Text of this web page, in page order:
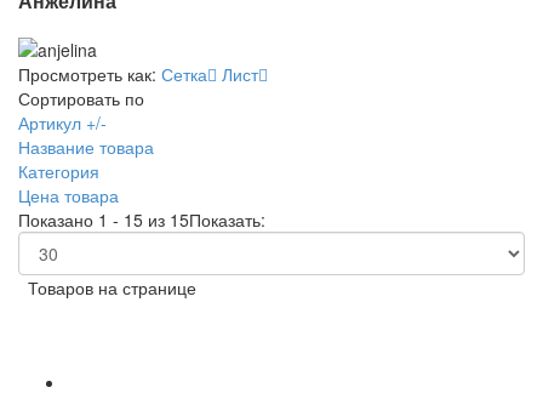
Просмотреть как: Сетка
Лист
Сортировать по
Артикул +/-
Название товара
Категория
Цена товара
Показано 1 - 15 из 15Показать:
Товаров на странице